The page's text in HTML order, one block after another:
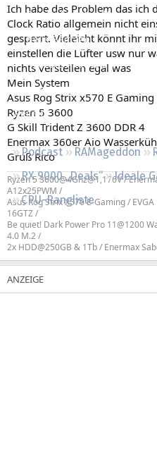
Empfohlene Inhalte
Neue Beiträge
Neueste Aktivitäten
Leserartikel
Regeln
Podcast RAMageddon
RX 9000 „Deals“
Ideale
CPU-Rangliste
Ich habe das Problem das ich
Clock Ratio allgemein nicht
gesperrt. Vieleicht könnt ihr
einstellen die Lüfter usw nur
nichts verstellen egal was
Mein System
Asus Rog Strix x570 E Gaming
Ryzen 5 3600
G Skill Trident Z 3600 DDR 4
Enermax 360er Aio
Gruß Rico
Ryzen 5 3600@4Ghz@1,176V /
A12x25PWM /
Asus Rog Strix X570 E-Gaming /
16GTZ /
Be quiet! Dark Power Pro 11@1200
4.0 M.2 /
2x HDD@250GB & 1Tb / Enermax